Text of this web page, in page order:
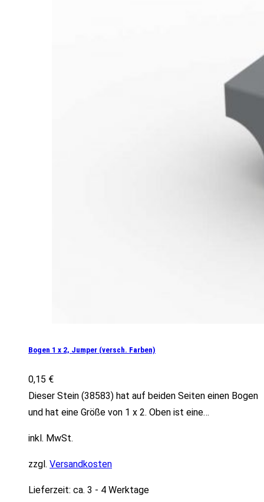
Bogen 1 x 2, Jumper (versch. Farben)
0,15 €
Dieser Stein (38583) hat auf beiden Seiten einen Bogen
und hat eine Größe von 1 x 2. Oben ist eine…
inkl. MwSt.
zzgl. Versandkosten
Lieferzeit: ca. 3 - 4 Werktage